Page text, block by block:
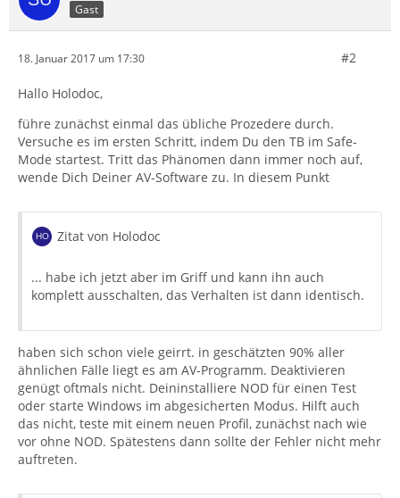
Gast
18. Januar 2017 um 17:30 #2
Hallo Holodoc,
führe zunächst einmal das übliche Prozedere durch.
Versuche es im ersten Schritt, indem Du den TB im Safe-
Mode startest. Tritt das Phänomen dann immer noch auf,
wende Dich Deiner AV-Software zu. In diesem Punkt
Zitat von Holodoc
... habe ich jetzt aber im Griff und kann ihn auch
komplett ausschalten, das Verhalten ist dann identisch.
haben sich schon viele geirrt. in geschätzten 90% aller
ähnlichen Fälle liegt es am AV-Programm. Deaktivieren
genügt oftmals nicht. Deininstalliere NOD für einen Test
oder starte Windows im abgesicherten Modus. Hilft auch
das nicht, teste mit einem neuen Profil, zunächst nach wie
vor ohne NOD. Spätestens dann sollte der Fehler nicht mehr
auftreten.